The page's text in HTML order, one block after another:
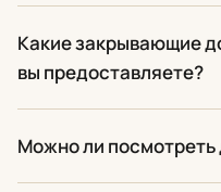
Какие закрывающие
вы предоставляете?
Можно ли посмотреть